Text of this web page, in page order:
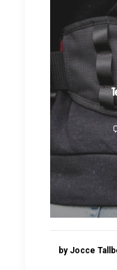
by Jocce